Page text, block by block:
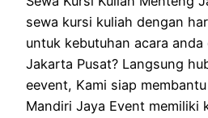
sewa kursi kuliah dengan
untuk kebutuhan acara
Jakarta Pusat? Langsung
eevent, Kami siap
Mandiri Jaya Event memiliki